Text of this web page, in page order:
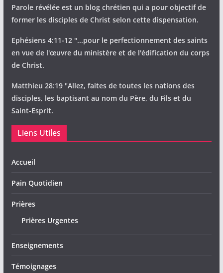
Parole révélée est un blog chrétien qui a pour objectif de
former les disciples de Christ selon cette dispensation.
Ephésiens 4:11-12 "...pour le perfectionnement des saints
en vue de l'œuvre du ministère et de l'édification du corps
de Christ.
Matthieu 28:19 "Allez, faites de toutes les nations des
disciples, les baptisant au nom du Père, du Fils et du
Saint-Esprit.
Liens Utiles
Accueil
Pain Quotidien
Prières
Prières Urgentes
Enseignements
Témoignages